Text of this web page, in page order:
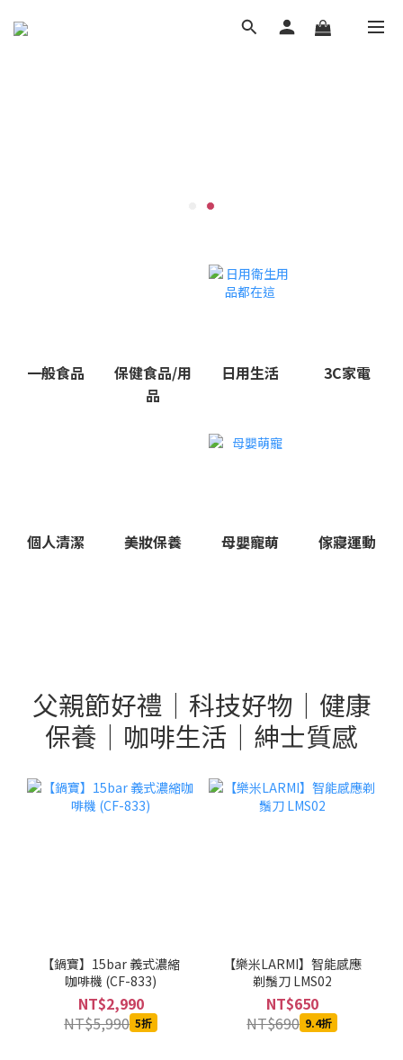
一般食品
保健食品/用
品
日用生活 3C家電
個人清潔 美妝保養 母嬰寵萌 傢寢運動
父親節好禮｜科技好物｜健康
保養｜咖啡生活｜紳士質感
【鍋寶】15bar 義式濃縮
咖啡機 (CF-833)
NT$2,990
NT$5,990 5折
【樂米LARMI】智能感應
剃鬚刀 LMS02
NT$650
NT$690 9.4折